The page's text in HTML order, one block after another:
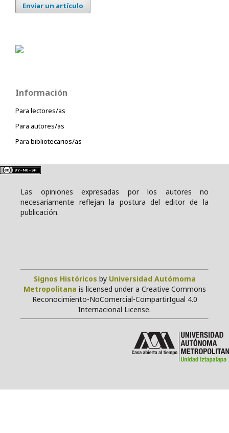
Enviar un artículo
Información
Para lectores/as
Para autores/as
Para bibliotecarios/as
Las opiniones expresadas por los autores no
necesariamente reflejan la postura del editor de la
publicación.
Signos Históricos by Universidad Autómoma
Metropolitana is licensed under a Creative Commons
Reconocimiento-NoComercial-CompartirIgual 4.0
Internacional License.